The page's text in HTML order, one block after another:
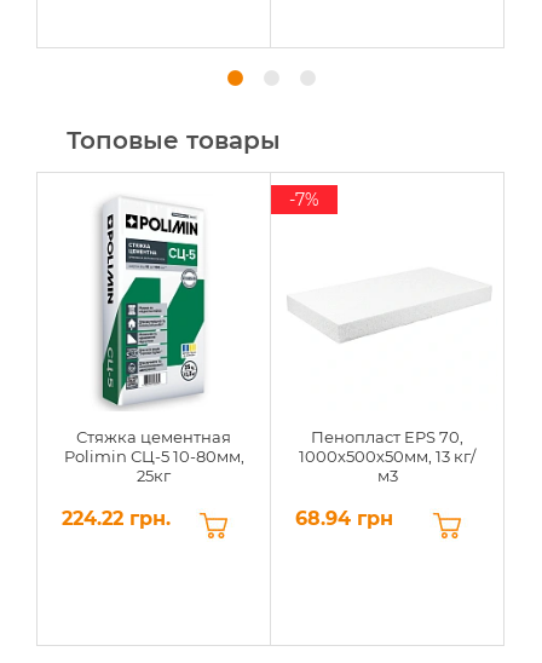
Топовые товары
Стяжка цементная
Polimin СЦ-5 10-80мм,
25кг
224.22 грн.
Пенопласт EPS 70,
1000х500х50мм, 13 кг/
м3
68.94 грн
-7%